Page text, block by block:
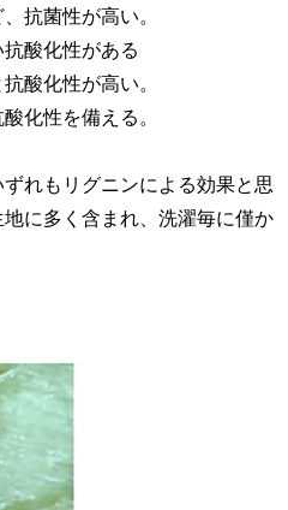
抗菌性が高い。
酸化性がある
酸化性が高い。
化性を備える。
れもリグニンによる効果と思
に多く含まれ、洗濯毎に僅か